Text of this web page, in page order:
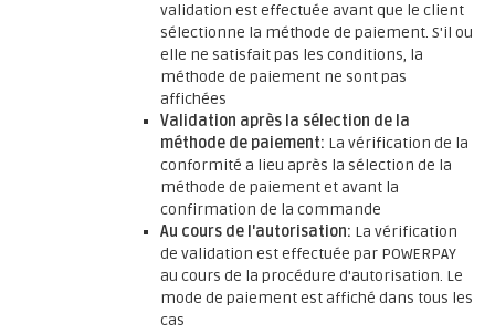
validation est effectuée avant que le client
sélectionne la méthode de paiement. S'il ou
elle ne satisfait pas les conditions, la
méthode de paiement ne sont pas
affichées
Validation après la sélection de la
méthode de paiement: La vérification de la
conformité a lieu après la sélection de la
méthode de paiement et avant la
confirmation de la commande
Au cours de l'autorisation: La vérification
de validation est effectuée par POWERPAY
au cours de la procédure d'autorisation. Le
mode de paiement est affiché dans tous les
cas